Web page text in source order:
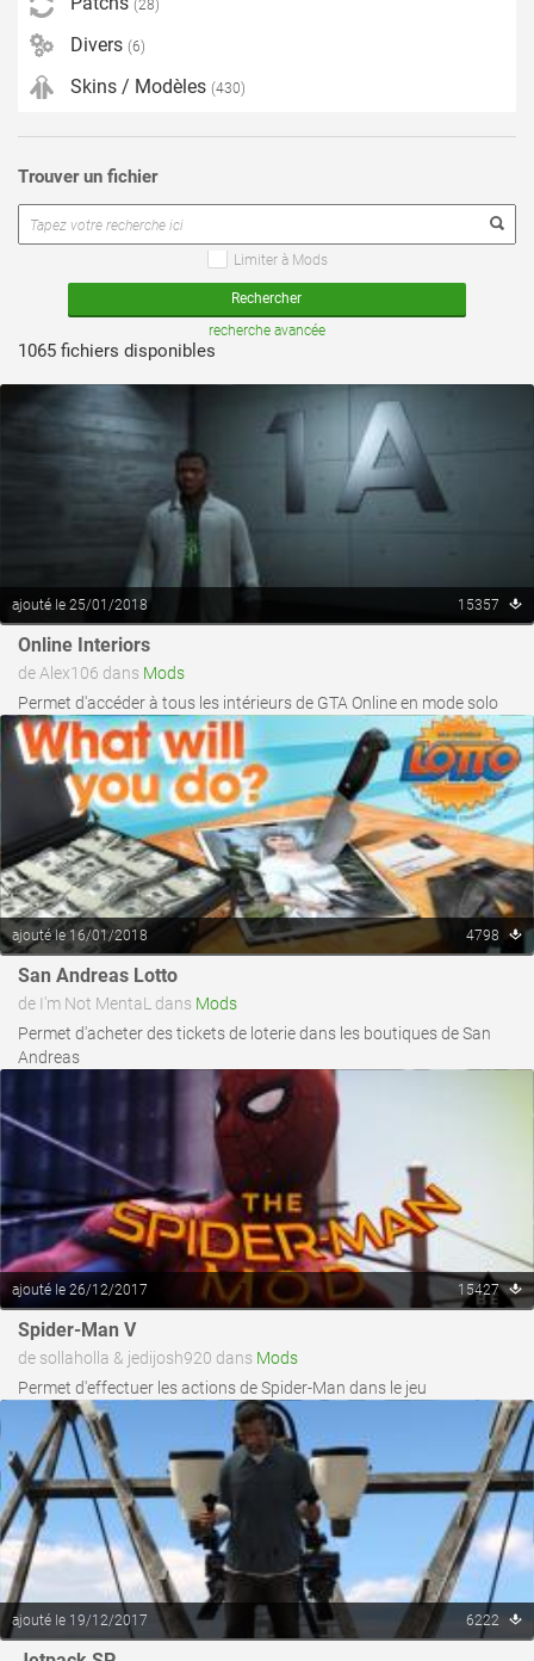
(28)
Divers (6)
Skins / Modèles (430)
Trouver un fichier
Limiter à Mods
recherche avancée
1065 fichiers disponibles
ajouté le 25/01/2018 15357
Online Interiors
de Alex106 dans Mods
Permet d'accéder à tous les intérieurs de GTA Online en mode solo
ajouté le 16/01/2018 4798
San Andreas Lotto
de I'm Not MentaL dans Mods
Permet d'acheter des tickets de loterie dans les boutiques de San
Andreas
ajouté le 26/12/2017 15427
Spider-Man V
de sollaholla & jedijosh920 dans Mods
Permet d'effectuer les actions de Spider-Man dans le jeu
voir ce fichier
ajouté le 19/12/2017 6222
voir ce fichier